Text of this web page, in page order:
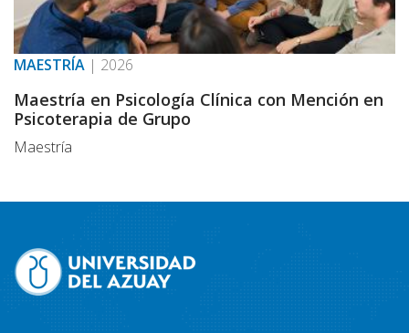
MAESTRÍA | 2026
Maestría en Psicología Clínica con Mención en
Psicoterapia de Grupo
Maestría